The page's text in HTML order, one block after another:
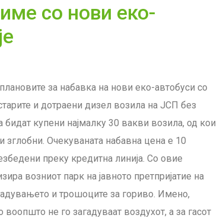
со нови еко-
за набавка на нови еко-автобуси со
и дотраени дизел возила на ЈСП без
купени најмалку 30 вакви возила, од кои
зглобни. Очекуваната набавна цена е 10
преку кредитна линија. Со овие
возниот парк на јавното претпријатие на
и трошоците за гориво. Имено,
воопшто не го загадуваат воздухот, а за гасот